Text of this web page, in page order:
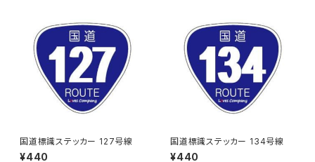
国道標識ステッカー 127号線
¥440
国道標識ステッカー 134号線
¥440